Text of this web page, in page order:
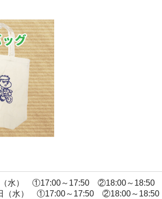
（水） ①17:00～17:50 ②18:00～18:50
（水） ①17:00～17:50 ②18:00～